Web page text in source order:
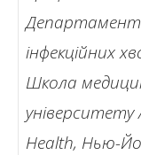
Департамент
інфекційних
Школа
університету
Health, Нью-